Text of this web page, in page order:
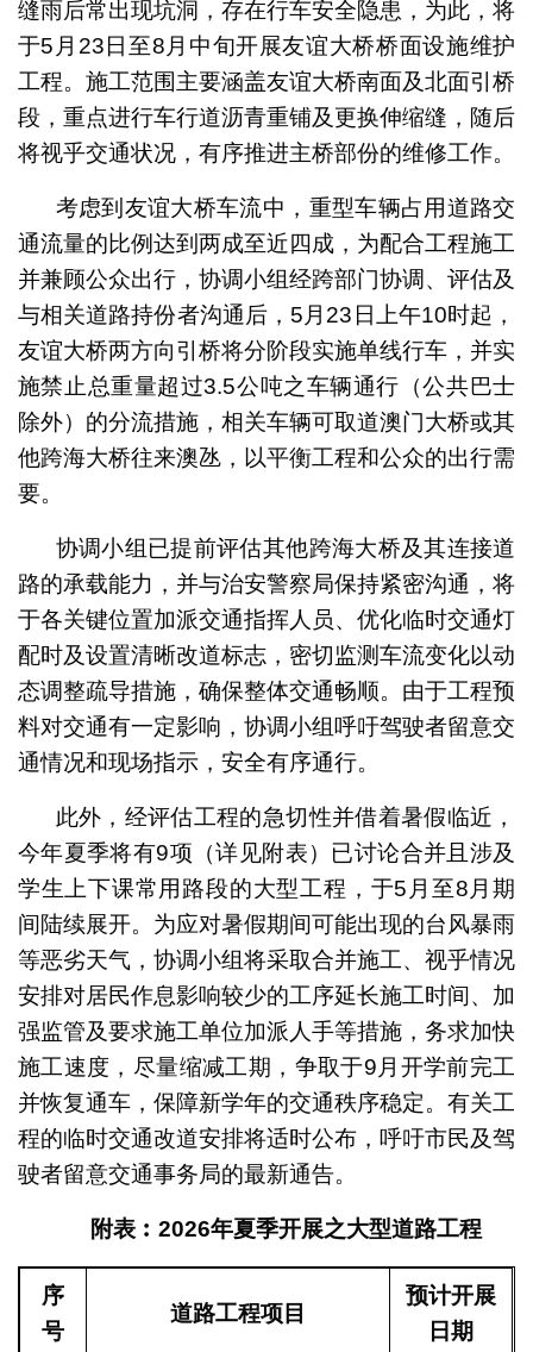
缝雨后常出现坑洞，存在行车安全隐患，为此，将
于5月23日至8月中旬开展友谊大桥桥面设施维护
工程。施工范围主要涵盖友谊大桥南面及北面引桥
段，重点进行车行道沥青重铺及更换伸缩缝，随后
将视乎交通状况，有序推进主桥部份的维修工作。
考虑到友谊大桥车流中，重型车辆占用道路交
通流量的比例达到两成至近四成，为配合工程施工
并兼顾公众出行，协调小组经跨部门协调、评估及
与相关道路持份者沟通后，5月23日上午10时起，
友谊大桥两方向引桥将分阶段实施单线行车，并实
施禁止总重量超过3.5公吨之车辆通行（公共巴士
除外）的分流措施，相关车辆可取道澳门大桥或其
他跨海大桥往来澳氹，以平衡工程和公众的出行需
要。
协调小组已提前评估其他跨海大桥及其连接道
路的承载能力，并与治安警察局保持紧密沟通，将
于各关键位置加派交通指挥人员、优化临时交通灯
配时及设置清晰改道标志，密切监测车流变化以动
态调整疏导措施，确保整体交通畅顺。由于工程预
料对交通有一定影响，协调小组呼吁驾驶者留意交
通情况和现场指示，安全有序通行。
此外，经评估工程的急切性并借着暑假临近，
今年夏季将有9项（详见附表）已讨论合并且涉及
学生上下课常用路段的大型工程，于5月至8月期
间陆续展开。为应对暑假期间可能出现的台风暴雨
等恶劣天气，协调小组将采取合并施工、视乎情况
安排对居民作息影响较少的工序延长施工时间、加
强监管及要求施工单位加派人手等措施，务求加快
施工速度，尽量缩减工期，争取于9月开学前完工
并恢复通车，保障新学年的交通秩序稳定。有关工
程的临时交通改道安排将适时公布，呼吁市民及驾
驶者留意交通事务局的最新通告。
附表︰ 2026年夏季开展之大型道路工程
序
号
道路工程项目
预计开展
日期